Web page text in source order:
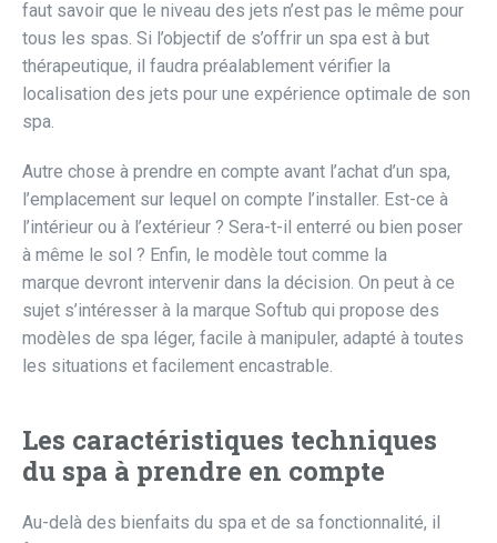
faut savoir que le niveau des jets n’est pas le même pour
tous les spas. Si l’objectif de s’offrir un spa est à but
thérapeutique, il faudra préalablement vérifier la
localisation des jets pour une expérience optimale de son
spa.
Autre chose à prendre en compte avant l’achat d’un spa,
l’emplacement sur lequel on compte l’installer. Est-ce à
l’intérieur ou à l’extérieur ? Sera-t-il enterré ou bien poser
à même le sol ? Enfin, le modèle tout comme la
marque devront intervenir dans la décision. On peut à ce
sujet s’intéresser à la marque Softub qui propose des
modèles de spa léger, facile à manipuler, adapté à toutes
les situations et facilement encastrable.
Les caractéristiques techniques
du spa à prendre en compte
Au-delà des bienfaits du spa et de sa fonctionnalité, il